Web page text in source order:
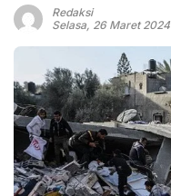
Redaksi
Selasa, 26 Maret 2024